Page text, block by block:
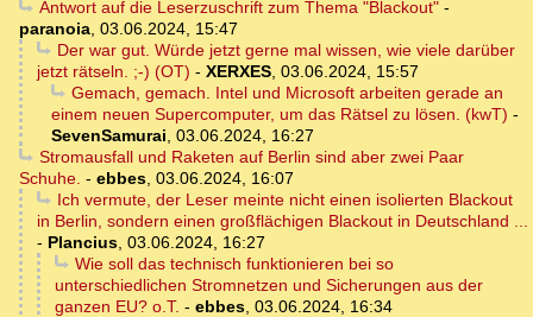
Antwort auf die Leserzuschrift zum Thema "Blackout"-
paranoia, 03.06.2024, 15:47
Der war gut. Würde jetzt gerne mal wissen, wie viele darüber
jetzt rätseln. ;-) (OT) - XERXES, 03.06.2024, 15:57
Gemach, gemach. Intel und Microsoft arbeiten gerade an
einem neuen Supercomputer, um das Rätsel zu lösen. (kwT) -
SevenSamurai, 03.06.2024, 16:27
Stromausfall und Raketen auf Berlin sind aber zwei Paar
Schuhe. - ebbes, 03.06.2024, 16:07
Ich vermute, der Leser meinte nicht einen isolierten Blackout
in Berlin, sondern einen großflächigen Blackout in Deutschland ...
- Plancius, 03.06.2024, 16:27
Wie soll das technisch funktionieren bei so
unterschiedlichen Stromnetzen und Sicherungen aus der
ganzen EU? o.T. - ebbes, 03.06.2024, 16:34